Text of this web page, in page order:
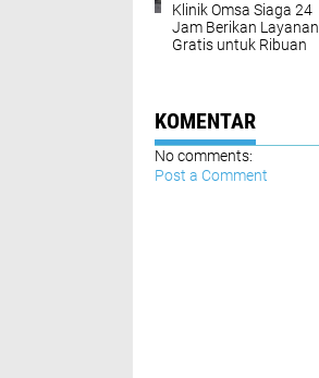
Klinik Omsa Siaga 24
Jam Berikan Layanan
Gratis untuk Ribuan
KOMENTAR
No comments:
Post a Comment